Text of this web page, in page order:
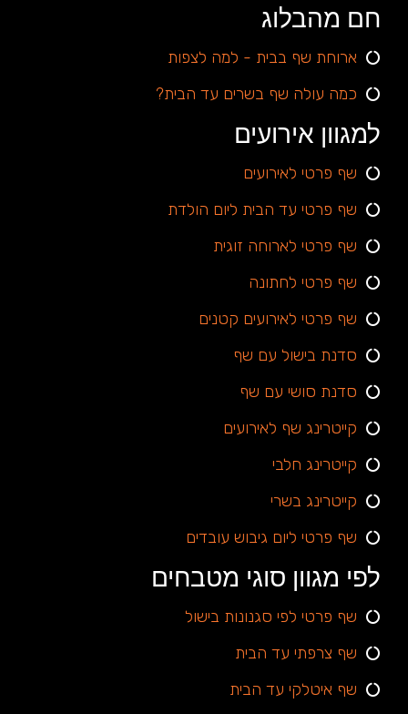
חם מהבלוג
ארוחת שף בבית - למה לצפות
כמה עולה שף בשרים עד הבית?
למגוון אירועים
שף פרטי לאירועים
שף פרטי עד הבית ליום הולדת
שף פרטי לארוחה זוגית
שף פרטי לחתונה
שף פרטי לאירועים קטנים
סדנת בישול עם שף
סדנת סושי עם שף
קייטרינג שף לאירועים
קייטרינג חלבי
קייטרינג בשרי
שף פרטי ליום גיבוש עובדים
לפי מגוון סוגי מטבחים
שף פרטי לפי סגנונות בישול
שף צרפתי עד הבית
שף איטלקי עד הבית